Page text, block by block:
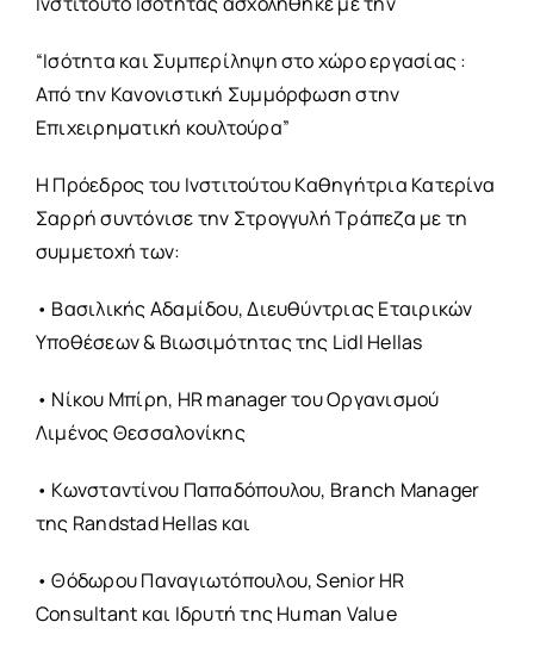
“Ισότητα και Συμπερίληψη στο χώρο εργασίας :
Από την Κανονιστική Συμμόρφωση στην
Επιχειρηματική κουλτούρα”
Η Πρόεδρος του Ινστιτούτου Καθηγήτρια Κατερίνα
Σαρρή συντόνισε την Στρογγυλή Τράπεζα με τη
συμμετοχή των:
• Βασιλικής Αδαμίδου, Διευθύντριας Εταιρικών
Υποθέσεων & Βιωσιμότητας της Lidl Hellas
• Νίκου Μπίρη, HR manager του Οργανισμού
Λιμένος Θεσσαλονίκης
• Κωνσταντίνου Παπαδόπουλου, Branch Manager
της Randstad Hellas και
• Θόδωρου Παναγιωτόπουλου, Senior HR
Consultant και Ιδρυτή της Human Value